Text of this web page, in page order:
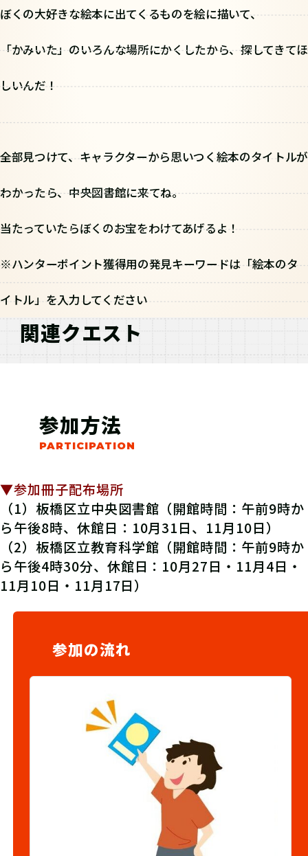
ぼくの大好きな絵本に出てくるものを絵に描いて、
「かみいた」のいろんな場所にかくしたから、探してきてほ
しいんだ！
全部見つけて、キャラクターから思いつく絵本のタイトルが
わかったら、中央図書館に来てね。
当たっていたらぼくのお宝をわけてあげるよ！
※ハンターポイント獲得用の発見キーワードは「絵本のタ
イトル」を入力してください
関連クエスト
参加方法
▼参加冊子配布場所
（1）板橋区立中央図書館（開館時間：午前9時か
ら午後8時、休館日：10月31日、11月10日）
（2）板橋区立教育科学館（開館時間：午前9時か
ら午後4時30分、休館日：10月27日・11月4日・
11月10日・11月17日）
参加の流れ